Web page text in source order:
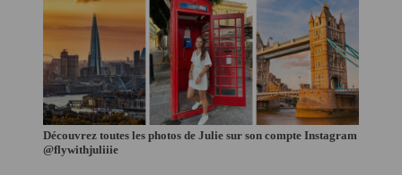
Découvrez toutes les photos de Julie sur son compte Instagram
@flywithjuliiie